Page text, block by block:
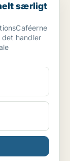
særligt
det handler